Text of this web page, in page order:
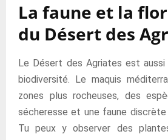
La faune et la
du Désert des
Le Désert des Agriates est
biodiversité. Le maquis
zones plus rocheuses, des
sécheresse et une faune discrète
Tu peux y observer des